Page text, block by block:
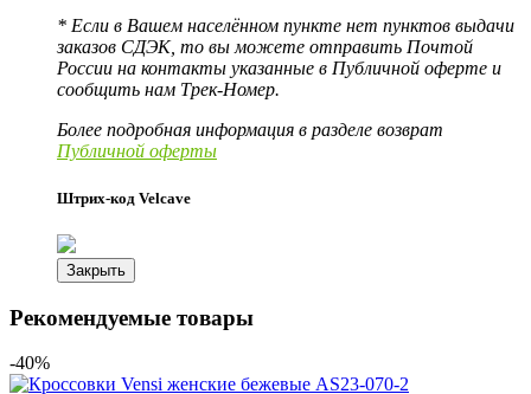
* Если в Вашем населённом пункте нет пунктов выдачи
заказов СДЭК, то вы можете отправить Почтой
России на контакты указанные в Публичной оферте и
сообщить нам Трек-Номер.
Более подробная информация в разделе возврат
Публичной оферты
Штрих-код Velcave
Закрыть
Рекомендуемые товары
-40%